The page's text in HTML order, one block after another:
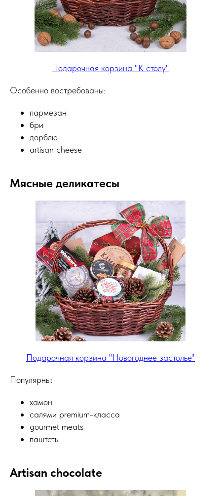
Подарочная корзина "К столу"
Особенно востребованы:
пармезан
бри
дорблю
artisan cheese
Мясные деликатесы
Подарочная корзина "Новогоднее застолье"
Популярны:
хамон
салями premium-класса
gourmet meats
паштеты
Artisan chocolate